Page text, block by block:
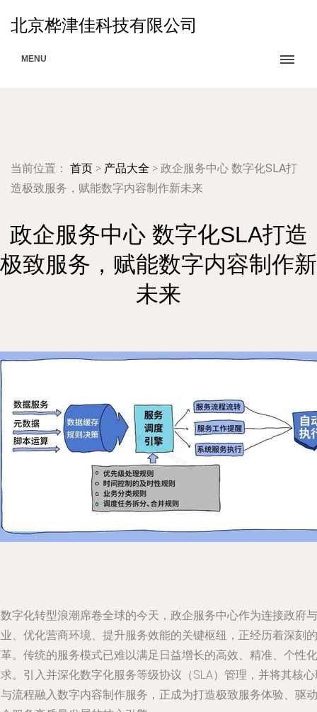
北京桦津佳科技有限公司
MENU
当前位置： 首页 > 产品大全 > 政企服务中心 数字化SLA打
造极致服务，赋能数字内容制作新未来
政企服务中心 数字化SLA打造
极致服务，赋能数字内容制作新
未来
字化转型浪潮席卷全球的今天，政企服务中心作为连接政府与
、优化营商环境、提升服务效能的关键枢纽，正经历着深刻的
。传统的服务模式已难以满足日益增长的高效、精准、个性化
。引入并深化数字化服务等级协议（SLA）管理，并将其核
流程融入数字内容制作服务，正成为打造极致服务体验、驱动